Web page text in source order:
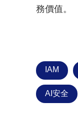
務價值。
IAM
AI安全